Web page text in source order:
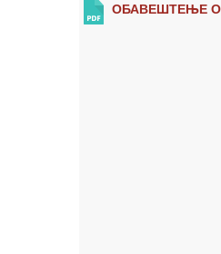
ОБАВЕШТЕЊЕ О